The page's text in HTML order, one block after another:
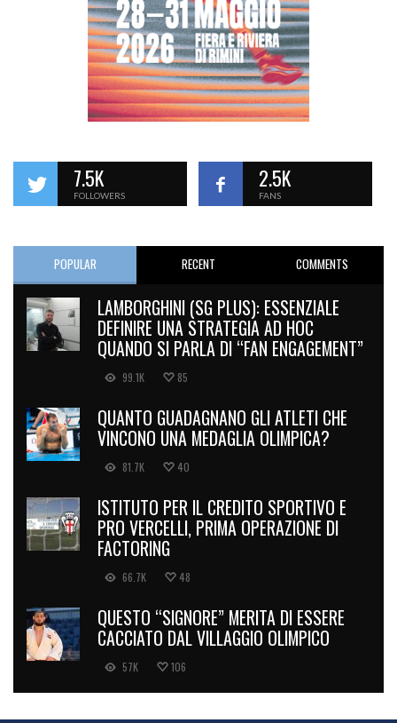
7.5K
FOLLOWERS
2.5K
FANS
POPULAR RECENT COMMENTS
LAMBORGHINI (SG PLUS): ESSENZIALE
DEFINIRE UNA STRATEGIA AD HOC
QUANDO SI PARLA DI “FAN ENGAGEMENT”
99.1K 85
QUANTO GUADAGNANO GLI ATLETI CHE
VINCONO UNA MEDAGLIA OLIMPICA?
81.7K 40
ISTITUTO PER IL CREDITO SPORTIVO E
PRO VERCELLI, PRIMA OPERAZIONE DI
FACTORING
66.7K 48
QUESTO “SIGNORE” MERITA DI ESSERE
CACCIATO DAL VILLAGGIO OLIMPICO
57K 106